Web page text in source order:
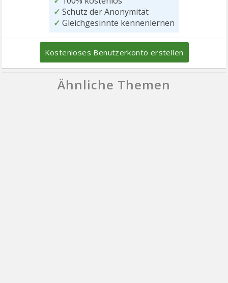
✓ Schutz der Anonymität
✓ Gleichgesinnte kennenlernen
Kostenloses Benutzerkonto erstellen
Ähnliche Themen